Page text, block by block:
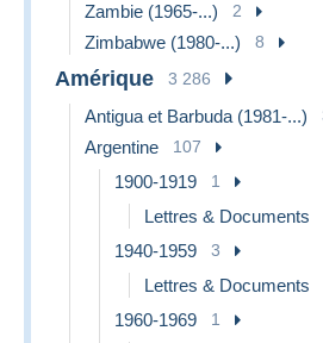
Zambie (1965-...) 2
Zimbabwe (1980-...) 8
Amérique 3 286
Antigua et Barbuda (1981-...)
Argentine 107
1900-1919 1
Lettres & Documents
1940-1959 3
Lettres & Documents
1960-1969 1